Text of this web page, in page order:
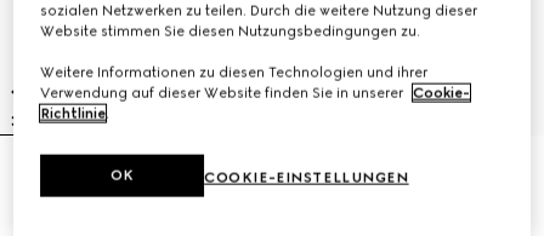
Gucci Horsebit Uhr, 27x23 mm
48 250 Kč
Model 2000 Uhr, 24 mm
sozialen Netzwerken zu teilen. Durch die weitere Nutzung dieser
Website stimmen Sie diesen Nutzungsbedingungen zu.
Weitere Informationen zu diesen Technologien und ihrer
Verwendung auf dieser Website finden Sie in unserer Cookie-
Richtlinie.
COOKIE-EINSTELLUNGEN
OK